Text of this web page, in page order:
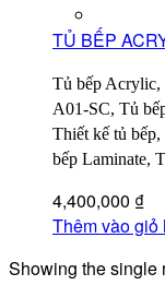
TỦ BẾP
Tủ bếp
A01-SC, Tủ
Thiết kế tủ
bếp Laminate,
4,400,000 ₫
Thêm vào giỏ
Showing the single